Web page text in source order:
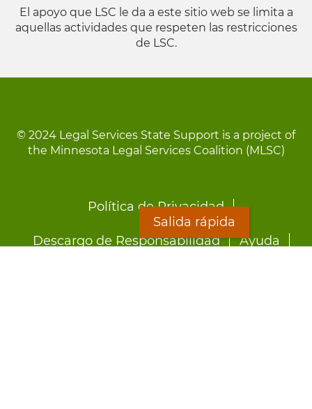
El apoyo que LSC le da a este sitio web se limita a
aquellas actividades que respeten las restricciones
de LSC.
© 2024 Legal Services State Support is a project of
the Minnesota Legal Services Coalition (MLSC)
Política de Privacidad
Descargo de Responsabilidad Ayuda
Salida rápida